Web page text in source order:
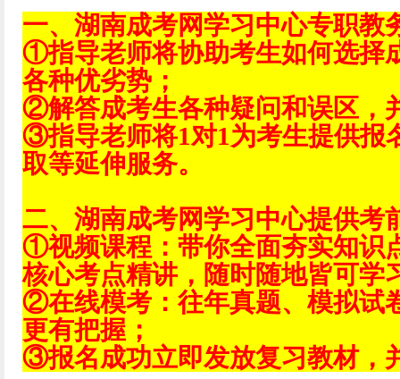
一、湖南成考网学习中心专职教
①指导老师将协助考生如何选择
各种优劣势；
②解答成考生各种疑问和误区，
③指导老师将1对1为考生提供报
取等延伸服务。
二、湖南成考网学习中心提供考
①视频课程：带你全面夯实知识
核心考点精讲，随时随地皆可学
②在线模考：往年真题、模拟试
更有把握；
③报名成功立即发放复习教材，